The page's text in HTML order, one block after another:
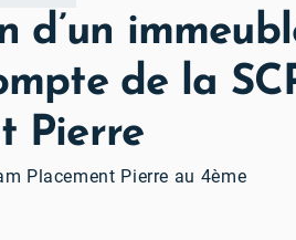
d’un
de la
Pierre
Placement Pierre au 4ème